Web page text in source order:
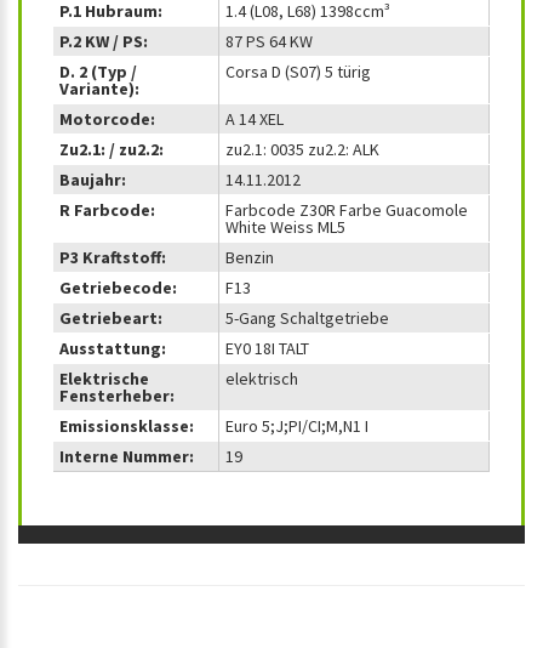
P.1 Hubraum:
1.4 (L08, L68) 1398ccm³
P.2 KW / PS:
87 PS 64 KW
D. 2 (Typ /
Variante):
Corsa D (S07) 5 türig
Motorcode:
A 14 XEL
Zu2.1: / zu2.2:
zu2.1: 0035 zu2.2: ALK
Baujahr:
14.11.2012
R Farbcode:
Farbcode Z30R Farbe Guacomole
White Weiss ML5
P3 Kraftstoff:
Benzin
Getriebecode:
F13
Getriebeart:
5-Gang Schaltgetriebe
Ausstattung:
EY0 18I TALT
Elektrische
Fensterheber:
elektrisch
Emissionsklasse:
Euro 5;J;PI/CI;M,N1 I
Interne Nummer:
19